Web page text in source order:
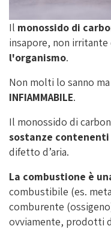
Il monossido di
insapore, non irritante
l'organismo.
Non molti lo sanno
INFIAMMABILE.
Il monossido di
sostanze
difetto d’aria.
La combustione è
combustibile (es.
comburente
ovviamente, prodotti